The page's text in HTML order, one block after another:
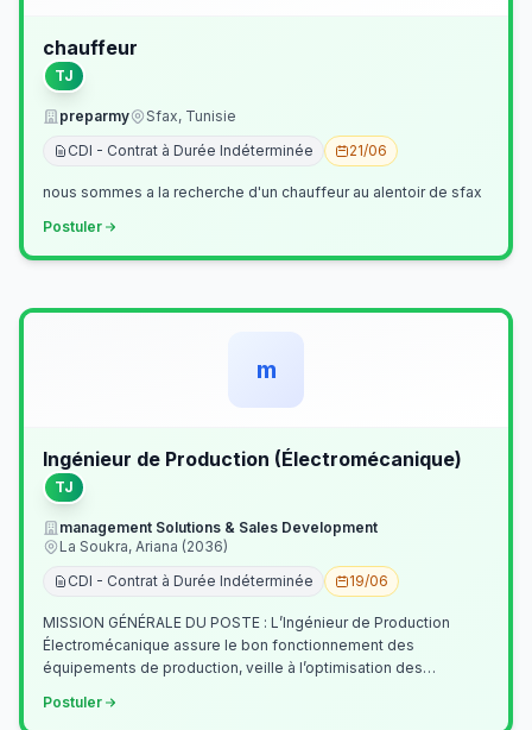
chauffeur
TJ
preparmy
Sfax, Tunisie
CDI - Contrat à Durée Indéterminée
21/06
nous sommes a la recherche d'un chauffeur au alentoir de sfax
Postuler
m
Ingénieur de Production (Électromécanique)
TJ
management Solutions & Sales Development
La Soukra, Ariana (2036)
CDI - Contrat à Durée Indéterminée
19/06
MISSION GÉNÉRALE DU POSTE : L’Ingénieur de Production
Électromécanique assure le bon fonctionnement des
équipements de production, veille à l’optimisation des
Postuler